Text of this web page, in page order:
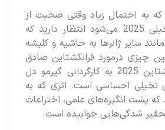
زیاد وقتی صحبت از
فیلم های علمی تخیلی 2025 می‌شود انتظار دارید که
سایر ژانرها به حاشیه و کلیشه
درمورد فرانکشتاین صادق
نیست. فیلم فرانکشتاین 2025 به کارگردانی گیرمو دل
احساسی است. اثری که به
انگیزه‌های علمی، اختراعات
خوابیده است.